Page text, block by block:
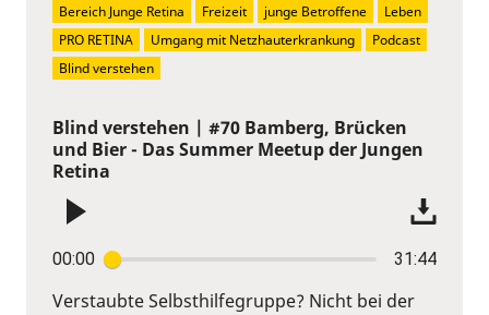
Blind verstehen | #70 Bamberg, Brücken
und Bier - Das Summer Meetup der Jungen
Retina
00:00 31:44
Verstaubte Selbsthilfegruppe? Nicht bei der
Bereich Junge Retina Freizeit junge Betroffene
Leben
PRO RETINA
Umgang mit Netzhauterkrankung
Podcast
Blind verstehen